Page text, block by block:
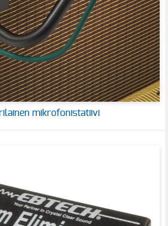
mikrofonistatiivi